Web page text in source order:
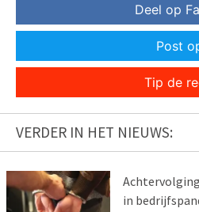
Deel op
Post
Tip de
VERDER IN HET NIEUWS:
in